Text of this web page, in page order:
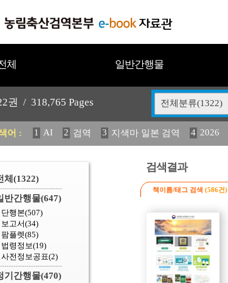
체 일반간행물
권 / 318,765 Pages 전체분류(1322)
어 : 1 AI 2 검역 3 지색마 일본 검역 4 2026
체 (1322)
반간행물(647)
단행본(507)
보고서(34)
팜플렛(85)
법령정보(19)
사전정보공표(2)
기간행물(470)
검색결과
책이름/태그 검색 (586건)